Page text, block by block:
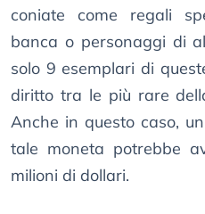
coniate come regali
banca o personaggi di
solo 9 esemplari di
diritto tra le più rare
Anche in questo caso,
tale moneta potrebbe
milioni di dollari.